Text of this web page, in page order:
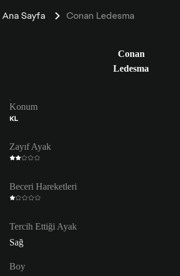
Ana Sayfa Conan Ledesma
Conan
Ledesma
Konum
KL
Zayıf Ayak
Beceri Hareketleri
Tercih Ettiği Ayak
Sağ
Boy